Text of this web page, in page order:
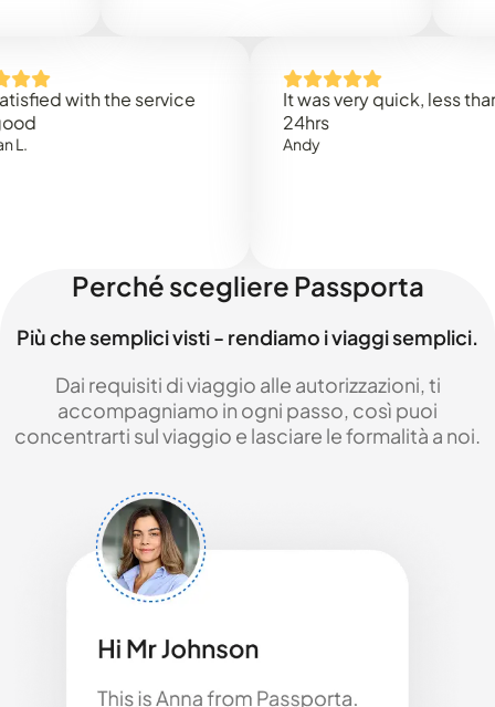
with the service
It was very quick, less than
Perché scegliere Passporta
Più che semplici visti - rendiamo i viaggi semplici.
Dai requisiti di viaggio alle autorizzazioni, ti
accompagniamo in ogni passo, così puoi
concentrarti sul viaggio e lasciare le formalità a noi.